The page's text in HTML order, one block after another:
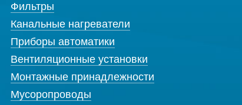
Фильтры
Канальные нагреватели
Приборы автоматики
Вентиляционные установки
Монтажные принадлежности
Мусоропроводы